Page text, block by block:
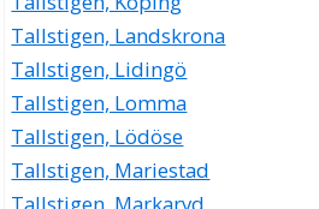
Tallstigen, Landskrona
Tallstigen, Lidingö
Tallstigen, Lomma
Tallstigen, Lödöse
Tallstigen, Mariestad